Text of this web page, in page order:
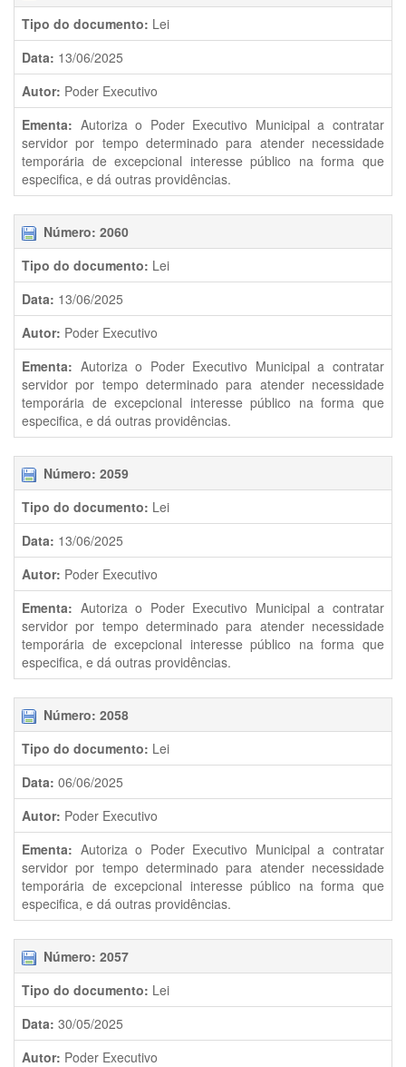
Tipo do documento: Lei
Data: 13/06/2025
Autor: Poder Executivo
Ementa: Autoriza o Poder Executivo Municipal a contratar
servidor por tempo determinado para atender necessidade
temporária de excepcional interesse público na forma que
especifica, e dá outras providências.
Número: 2060
Tipo do documento: Lei
Data: 13/06/2025
Autor: Poder Executivo
Ementa: Autoriza o Poder Executivo Municipal a contratar
servidor por tempo determinado para atender necessidade
temporária de excepcional interesse público na forma que
especifica, e dá outras providências.
Número: 2059
Tipo do documento: Lei
Data: 13/06/2025
Autor: Poder Executivo
Ementa: Autoriza o Poder Executivo Municipal a contratar
servidor por tempo determinado para atender necessidade
temporária de excepcional interesse público na forma que
especifica, e dá outras providências.
Número: 2058
Tipo do documento: Lei
Data: 06/06/2025
Autor: Poder Executivo
Ementa: Autoriza o Poder Executivo Municipal a contratar
servidor por tempo determinado para atender necessidade
temporária de excepcional interesse público na forma que
especifica, e dá outras providências.
Número: 2057
Tipo do documento: Lei
Data: 30/05/2025
Autor: Poder Executivo